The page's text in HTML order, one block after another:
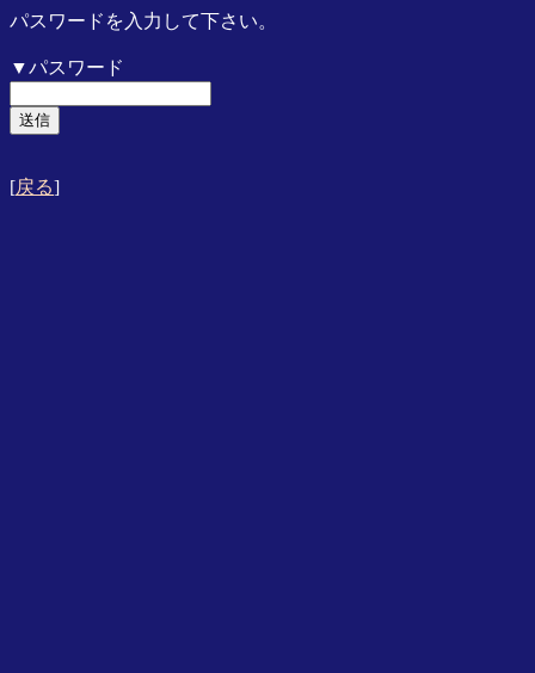
パスワードを入力して下さい。
▼パスワード
[戻る]